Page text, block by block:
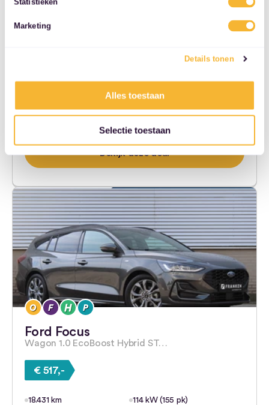
Statistieken
Marketing
Details tonen
Alles toestaan
Selectie toestaan
€ 646,-
€ 32.833,-
Automaat
Bekijk deze deal
Ford Focus
Wagon 1.0 EcoBoost Hybrid ST…
€ 517,-
18.431 km
114 kW (155 pk)